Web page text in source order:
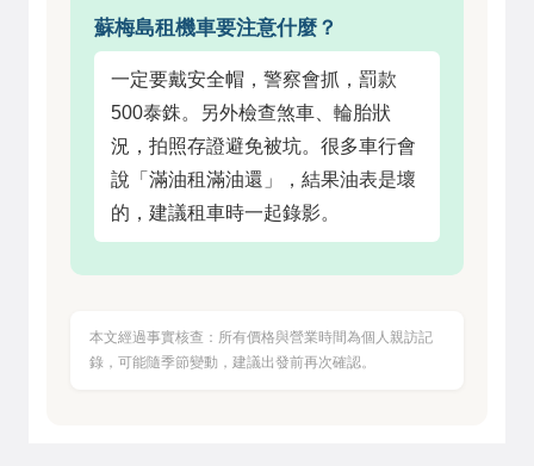
蘇梅島租機車要注意什麼？
一定要戴安全帽，警察會抓，罰款
500泰銖。另外檢查煞車、輪胎狀
況，拍照存證避免被坑。很多車行會
說「滿油租滿油還」，結果油表是壞
的，建議租車時一起錄影。
本文經過事實核查：所有價格與營業時間為個人親訪記
錄，可能隨季節變動，建議出發前再次確認。